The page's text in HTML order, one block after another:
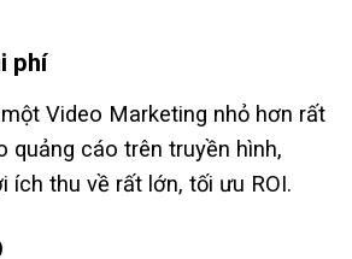
phí
Video Marketing nhỏ hơn rất
quảng cáo trên truyền hình,
ích thu về rất lớn, tối ưu ROI.